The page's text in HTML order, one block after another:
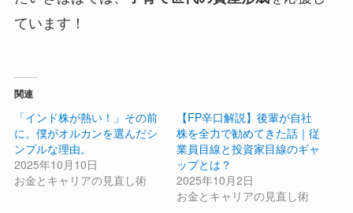
ています！
関連
「インド株が熱い！」その前
に。僕がオルカンを選んだシ
ンプルな理由。
2025年10月10日
お金とキャリアの見直し術
【FP辛口解説】後輩が自社
株を全力で勧めてきた話｜従
業員目線と投資家目線のギャ
ップとは？
2025年10月2日
お金とキャリアの見直し術